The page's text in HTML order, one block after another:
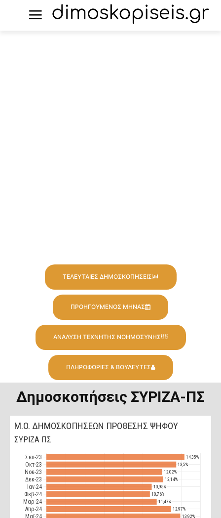
ΤΕΛΕΥΤΑΙΕΣ ΔΗΜΟΣΚΟΠΗΣΕΙΣ
ΠΡΟΗΓΟΥΜΕΝΟΣ ΜΗΝΑΣ
ΑΝΑΛΥΣΗ ΤΕΧΝΗΤΗΣ ΝΟΗΜΟΣΥΝΗΣ
ΠΛΗΡΟΦΟΡΙΕΣ & ΒΟΥΛΕΥΤΕΣ
Δημοσκοπήσεις ΣΥΡΙΖΑ-ΠΣ